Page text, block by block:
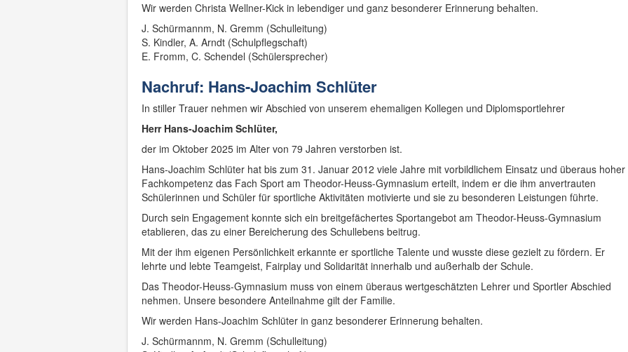
Wir werden Christa Wellner-Kick in lebendiger und ganz besonderer Erinnerung behalten.
J. Schürmannm, N. Gremm (Schulleitung)
S. Kindler, A. Arndt (Schulpflegschaft)
E. Fromm, C. Schendel (Schülersprecher)
Nachruf: Hans-Joachim Schlüter
In stiller Trauer nehmen wir Abschied von unserem ehemaligen Kollegen und Diplomsportlehrer
Herr Hans-Joachim Schlüter,
der im Oktober 2025 im Alter von 79 Jahren verstorben ist.
Hans-Joachim Schlüter hat bis zum 31. Januar 2012 viele Jahre mit vorbildlichem Einsatz und überaus hoher
Fachkompetenz das Fach Sport am Theodor-Heuss-Gymnasium erteilt, indem er die ihm anvertrauten
Schülerinnen und Schüler für sportliche Aktivitäten motivierte und sie zu besonderen Leistungen führte.
Durch sein Engagement konnte sich ein breitgefächertes Sportangebot am Theodor-Heuss-Gymnasium
etablieren, das zu einer Bereicherung des Schullebens beitrug.
Mit der ihm eigenen Persönlichkeit erkannte er sportliche Talente und wusste diese gezielt zu fördern. Er
lehrte und lebte Teamgeist, Fairplay und Solidarität innerhalb und außerhalb der Schule.
Das Theodor-Heuss-Gymnasium muss von einem überaus wertgeschätzten Lehrer und Sportler Abschied
nehmen. Unsere besondere Anteilnahme gilt der Familie.
Wir werden Hans-Joachim Schlüter in ganz besonderer Erinnerung behalten.
J. Schürmannm, N. Gremm (Schulleitung)